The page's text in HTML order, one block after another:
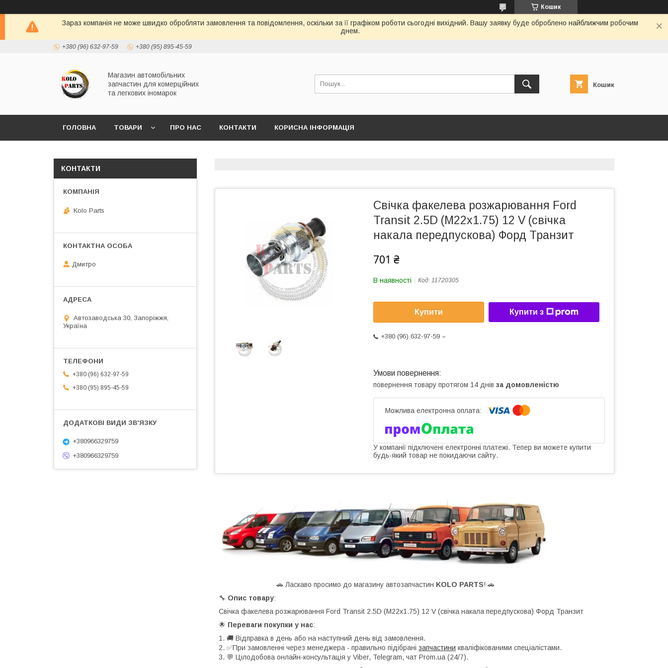
Кошик
Зараз компанія не може швидко обробляти замовлення та повідомлення, оскільки за її графіком роботи сьогодні вихідний. Вашу заявку буде оброблено найближчим робочим
днем.
+380 (96) 632-97-59 +380 (95) 895-45-59
Магазин автомобільних
запчастин для комерційних
та легкових іномарок
Кошик
ГОЛОВНА ТОВАРИ ПРО НАС КОНТАКТИ КОРИСНА ІНФОРМАЦІЯ
Свічка факелева розжарювання Ford
Transit 2.5D (M22x1.75) 12 V (свічка
накала передпускова) Форд Транзит
701 ₴
В наявності Код: 11720305
Купити Купити з
+380 (96) 632-97-59
повернення товару протягом 14 днів за домовленістю
У компанії підключені електронні платежі. Тепер ви можете купити
будь-який товар не покидаючи сайту.
🚗 Ласкаво просимо до магазину автозапчастин KOLO PARTS! 🚗
🔧 Опис товару:
Свічка факелева розжарювання Ford Transit 2.5D (M22x1.75) 12 V (свічка накала передпускова) Форд Транзит
🌟 Переваги покупки у нас:
1. 🚚 Відправка в день або на наступний день від замовлення.
2. ✅При замовленні через менеджера - правильно підібрані запчастини кваліфікованими спеціалістами.
3. 💬 Цілодобова онлайн-консультація у Viber, Telegram, чат Prom.ua (24/7).
КОНТАКТИ
Kolo Parts
Дмитро
Автозаводська 30, Запоріжжя,
Україна
+380 (96) 632-97-59
+380 (95) 895-45-59
+380966329759
+380966329759